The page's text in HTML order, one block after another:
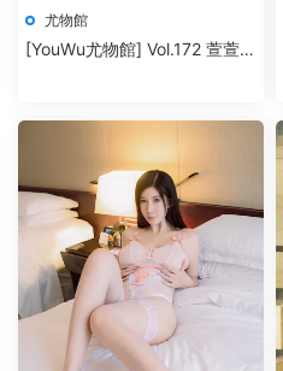
尤物館
[YouWu尤物館] Vol.172 萱萱